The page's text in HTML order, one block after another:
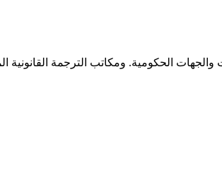
الحكومية. ومكاتب الترجمة